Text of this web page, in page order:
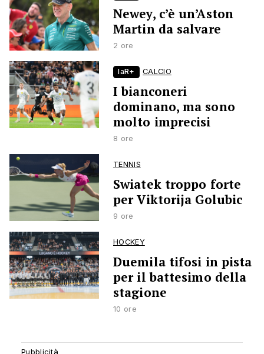
Newey, c’è un’Aston
Martin da salvare
2 ore
laR+ CALCIO
I bianconeri
dominano, ma sono
molto imprecisi
8 ore
TENNIS
Swiatek troppo forte
per Viktorija Golubic
9 ore
HOCKEY
Duemila tifosi in pista
per il battesimo della
stagione
10 ore